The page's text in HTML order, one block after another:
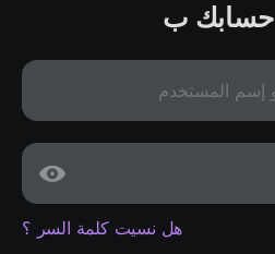
ب
هل نسيت كلمة السر ؟